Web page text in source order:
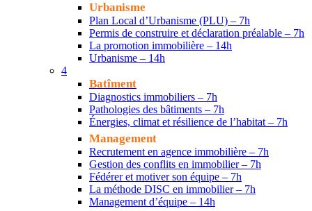
Urbanisme
Plan Local d’Urbanisme (PLU) – 7h
Permis de construire et déclaration préalable – 7h
La promotion immobilière – 14h
Urbanisme – 14h
4
Batîment
Diagnostics immobiliers – 7h
Pathologies des bâtiments – 7h
Énergies, climat et résilience de l’habitat – 7h
Management
Recrutement en agence immobilière – 7h
Gestion des conflits en immobilier – 7h
Fédérer et motiver son équipe – 7h
La méthode DISC en immobilier – 7h
Management d’équipe – 14h